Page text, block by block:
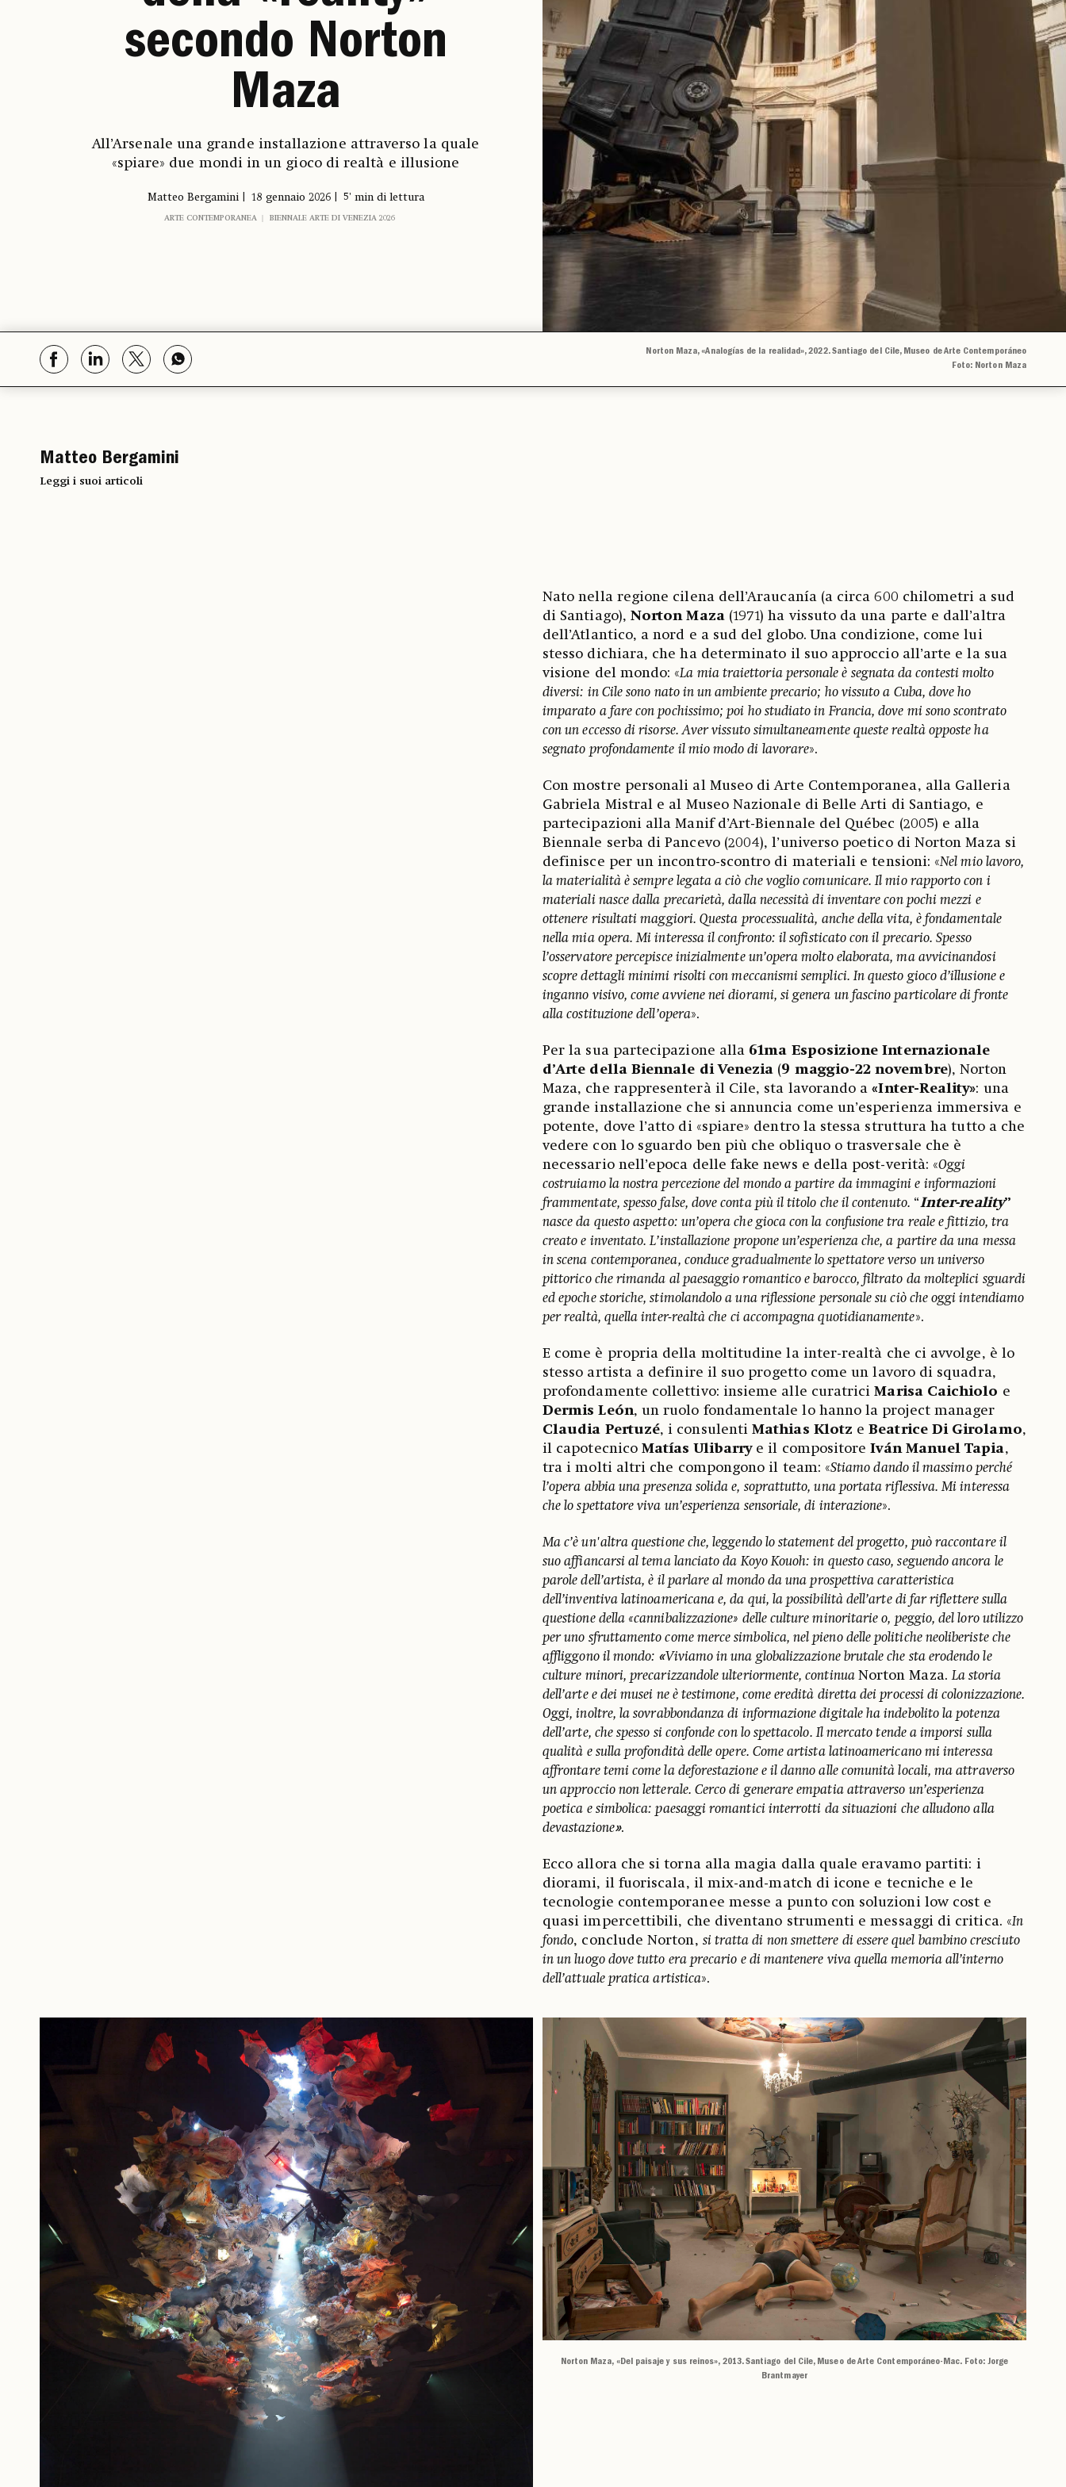
secondo Norton
Maza
All’Arsenale una grande installazione attraverso la quale
«spiare» due mondi in un gioco di realtà e illusione
Matteo Bergamini 18 gennaio 2026 5' min di lettura
ARTE CONTEMPORANEA BIENNALE ARTE DI VENEZIA 2026
Norton Maza, «Analogías de la realidad», 2022. Santiago del Cile, Museo de Arte Contemporáneo
Foto: Norton Maza
Matteo Bergamini
Leggi i suoi articoli
Nato nella regione cilena dell’Araucanía (a circa 600 chilometri a sud
di Santiago), Norton Maza(1971) ha vissuto da una parte e dall’altra
dell’Atlantico, a nord e a sud del globo. Una condizione, come lui
stesso dichiara, che ha determinato il suo approccio all’arte e la sua
visione del mondo: «La mia traiettoria personale è segnata da contesti molto
diversi: in Cile sono nato in un ambiente precario; ho vissuto a Cuba, dove ho
imparato a fare con pochissimo; poi ho studiato in Francia, dove mi sono scontrato
con un eccesso di risorse. Aver vissuto simultaneamente queste realtà opposte ha
segnato profondamente il mio modo di lavorare».
Con mostre personali al Museo di Arte Contemporanea, alla Galleria
Gabriela Mistral e al Museo Nazionale di Belle Arti di Santiago, e
partecipazioni alla Manif d’Art-Biennale del Québec (2005) e alla
Biennale serba di Pancevo (2004), l’universo poetico di Norton Maza si
definisce per un incontro-scontro di materiali e tensioni: «Nel mio lavoro,
la materialità è sempre legata a ciò che voglio comunicare. Il mio rapporto con i
materiali nasce dalla precarietà, dalla necessità di inventare con pochi mezzi e
ottenere risultati maggiori. Questa processualità, anche della vita, è fondamentale
nella mia opera. Mi interessa il confronto: il sofisticato con il precario. Spesso
l’osservatore percepisce inizialmente un’opera molto elaborata, ma avvicinandosi
scopre dettagli minimi risolti con meccanismi semplici. In questo gioco d’illusione e
inganno visivo, come avviene nei diorami, si genera un fascino particolare di fronte
alla costituzione dell’opera».
Per la sua partecipazione alla 61ma Esposizione Internazionale
d’Arte della Biennale di Venezia (9 maggio-22 novembre), Norton
Maza, che rappresenterà il Cile, sta lavorando a«Inter-Reality»: una
grande installazione che si annuncia come un’esperienza immersiva e
potente, dove l’atto di «spiare» dentro la stessa struttura ha tutto a che
vedere con lo sguardo ben più che obliquo o trasversale che è
necessario nell’epoca delle fake news e della post-verità: «Oggi
costruiamo la nostra percezione del mondo a partire da immagini e informazioni
frammentate, spesso false, dove conta più il titolo che il contenuto. “Inter-reality”
nasce da questo aspetto: un’opera che gioca con la confusione tra reale e fittizio, tra
creato e inventato. L’installazione propone un’esperienza che, a partire da una messa
in scena contemporanea, conduce gradualmente lo spettatore verso un universo
pittorico che rimanda al paesaggio romantico e barocco, filtrato da molteplici sguardi
ed epoche storiche, stimolandolo a una riflessione personale su ciò che oggi intendiamo
per realtà, quella inter-realtà che ci accompagna quotidianamente».
E come è propria della moltitudine la inter-realtà che ci avvolge, è lo
stesso artista a definire il suo progetto come un lavoro di squadra,
profondamente collettivo: insieme alle curatriciMarisa Caichiolo e
Dermis León, un ruolo fondamentale lo hanno la project manager
Claudia Pertuzé, i consulentiMathias Klotz eBeatrice Di Girolamo,
il capotecnicoMatías Ulibarrye il compositoreIván Manuel Tapia,
tra i molti altri che compongono il team: «Stiamo dando il massimo perché
l’opera abbia una presenza solida e, soprattutto, una portata riflessiva. Mi interessa
che lo spettatore viva un’esperienza sensoriale, di interazione».
Ma c’è un'altra questione che, leggendo lo statement del progetto, può raccontare il
suo affiancarsi al tema lanciato da Koyo Kouoh: in questo caso, seguendo ancora le
parole dell’artista, è il parlare al mondo da una prospettiva caratteristica
dell’inventiva latinoamericana e, da qui, la possibilità dell’arte di far riflettere sulla
questione della «cannibalizzazione» delle culture minoritarie o, peggio, del loro utilizzo
per uno sfruttamento come merce simbolica, nel pieno delle politiche neoliberiste che
affliggono il mondo: «Viviamo in una globalizzazione brutale che sta erodendo le
culture minori, precarizzandole ulteriormente, continua Norton Maza. La storia
dell’arte e dei musei ne è testimone, come eredità diretta dei processi di colonizzazione.
Oggi, inoltre, la sovrabbondanza di informazione digitale ha indebolito la potenza
dell’arte, che spesso si confonde con lo spettacolo. Il mercato tende a imporsi sulla
qualità e sulla profondità delle opere. Come artista latinoamericano mi interessa
affrontare temi come la deforestazione e il danno alle comunità locali, ma attraverso
un approccio non letterale. Cerco di generare empatia attraverso un’esperienza
poetica e simbolica: paesaggi romantici interrotti da situazioni che alludono alla
devastazione».
Ecco allora che si torna alla magia dalla quale eravamo partiti: i
diorami, il fuoriscala, il mix-and-match di icone e tecniche e le
tecnologie contemporanee messe a punto con soluzioni low cost e
quasi impercettibili, che diventano strumenti e messaggi di critica. «In
fondo, conclude Norton, si tratta di non smettere di essere quel bambino cresciuto
in un luogo dove tutto era precario e di mantenere viva quella memoria all’interno
dell’attuale pratica artistica».
Norton Maza, «Del paisaje y sus reinos», 2013. Santiago del Cile, Museo de Arte Contemporáneo-Mac. Foto: Jorge
Brantmayer